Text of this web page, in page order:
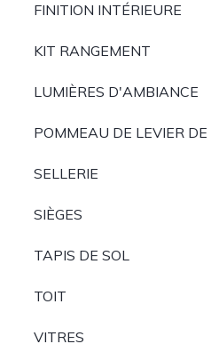
FINITION INTÉRIEURE
KIT RANGEMENT
LUMIÈRES D'AMBIANCE
POMMEAU DE LEVIER DE
SELLERIE
SIÈGES
TAPIS DE SOL
TOIT
VITRES